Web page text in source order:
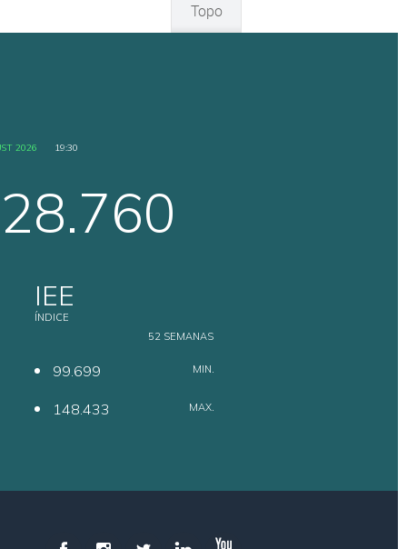
Topo
2026 19:30
IEE
ÍNDICE
52 SEMANAS
99.699 MIN.
148.433 MAX.